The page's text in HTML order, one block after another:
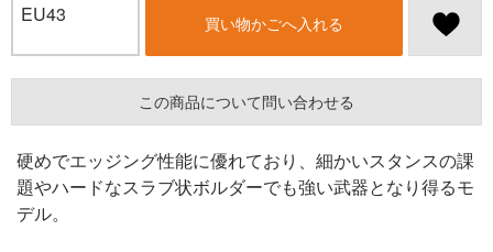
EU43 買い物かごへ入れる
この商品について問い合わせる
硬めでエッジング性能に優れており、細かいスタンスの課
題やハードなスラブ状ボルダーでも強い武器となり得るモ
デル。